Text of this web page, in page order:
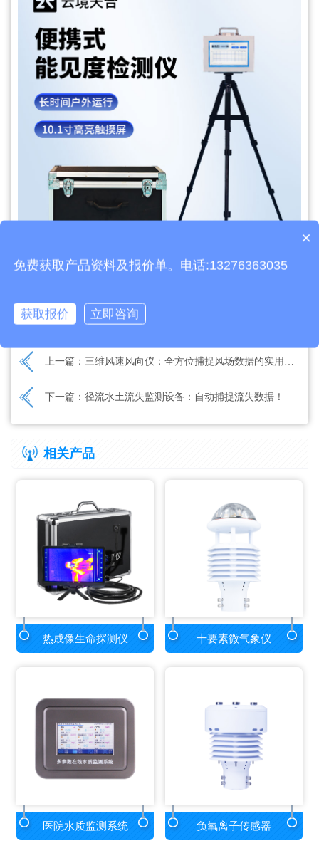
文章地址：https://www.thyqz.com/jswz/1699.html
上一篇： 三维风速风向仪：全方位捕捉风场数据的实用设备
下一篇： 径流水土流失监测设备：自动捕捉流失数据！
相关产品
热成像生命探测仪 十要素微气象仪
医院水质监测系统 负氧离子传感器
产品包含安装吗？
×
免费获取产品资料及报价单。电话:13276363035
获取报价 立即咨询